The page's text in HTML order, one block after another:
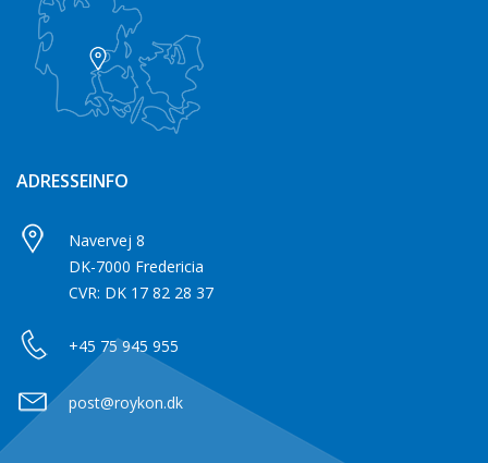
ADRESSEINFO
Navervej 8
DK-7000 Fredericia
CVR: DK 17 82 28 37
+45 75 945 955
post@roykon.dk